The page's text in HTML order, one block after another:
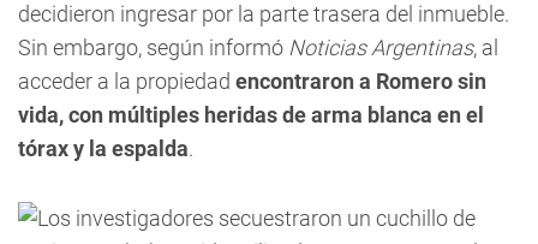
decidieron ingresar por la parte trasera del inmueble.
Sin embargo, según informó Noticias Argentinas, al
acceder a la propiedad encontraron a Romero sin
vida, con múltiples heridas de arma blanca en el
tórax y la espalda.